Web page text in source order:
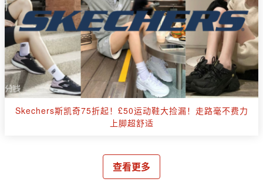
Skechers斯凯奇75折起！£50运动鞋大捡漏！走路毫不费力
上脚超舒适
查看更多